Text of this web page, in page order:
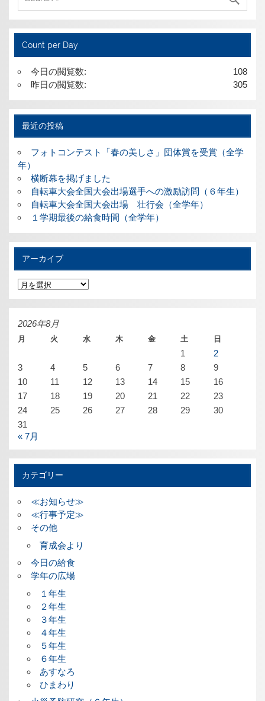
Count per Day
108
今日の閲覧数:
305
昨日の閲覧数:
最近の投稿
フォトコンテスト「春の美しさ」団体賞を受賞（全学
年）
横断幕を掲げました
自転車大会全国大会出場選手への激励訪問（６年生）
自転車大会全国大会出場 壮行会（全学年）
１学期最後の給食時間（全学年）
アーカイブ
ア
ー
カ
イ
ブ
2026年8月
月 火 水 木 金 土 日
1
2
3
4 5 6 7 8
9
10
11 12 13 14 15
16
17
18 19 20 21 22
23
24
25 26 27 28 29
30
31
« 7月
カテゴリー
≪お知らせ≫
≪行事予定≫
その他
育成会より
今日の給食
学年の広場
１年生
２年生
３年生
４年生
５年生
６年生
あすなろ
ひまわり